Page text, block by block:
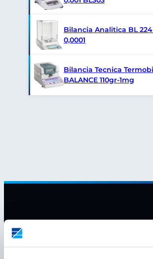
Bilancia Analitica BL 224
0,0001
Bilancia Tecnica
BALANCE 110gr-1mg